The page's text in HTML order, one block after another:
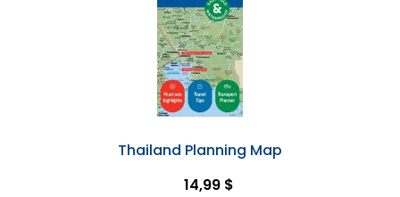
Thailand Planning Map
14,99 $